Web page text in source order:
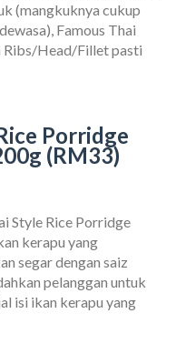
(mangkuknya cukup
Famous Thai
Ribs/Head/Fillet pasti
Porridge
(RM33)
Style Rice Porridge
kerapu yang
segar dengan saiz
pelanggan untuk
isi ikan kerapu yang